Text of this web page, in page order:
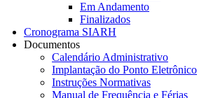
Em Andamento
Finalizados
Cronograma SIARH
Documentos
Calendário Administrativo
Implantação do Ponto Eletrônico
Instruções Normativas
Manual de Frequência e Férias